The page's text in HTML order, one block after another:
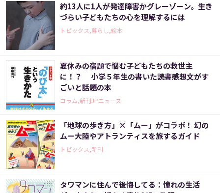
約13人に1人が発達障害かグレーゾーン。生き
づらい子どもたちの心を理解するには
トピックス,暮らし,絵本
夏休みの宿題で悩む子どもたちの救世主
に！？ 小学５年生の書いた読書感想文がす
ごいと話題の本
コラム,新刊JPニュース
「地球の歩き方」×「ムー」がコラボ！ 幻の
ムー大陸やアトランティスを旅するガイド
トピックス,新刊
タワマンに住んで後悔してる：憧れの生活